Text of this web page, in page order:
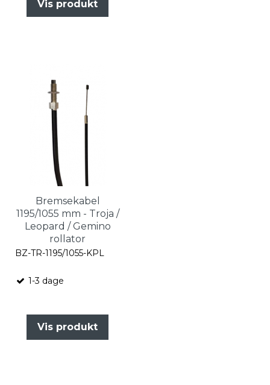
Vis produkt
Bremsekabel
1195/1055 mm - Troja /
Leopard / Gemino
rollator
BZ-TR-1195/1055-KPL
1-3 dage
Vis produkt